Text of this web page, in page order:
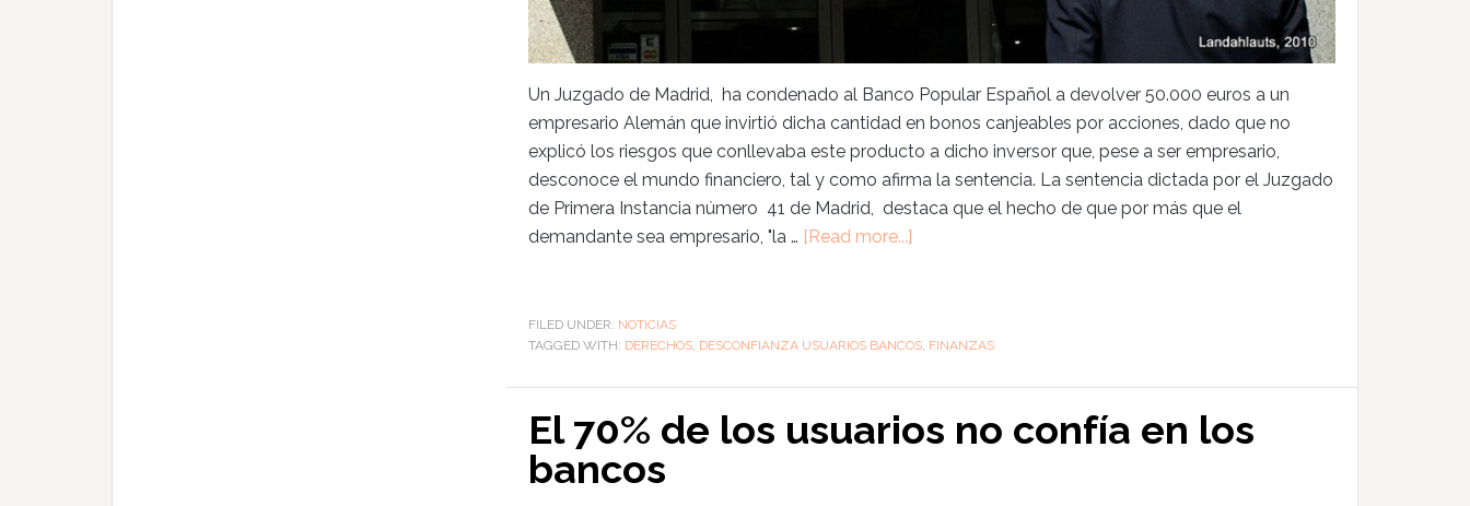
Un Juzgado de Madrid, ha condenado al Banco Popular Español a devolver 50.000 euros a un
empresario Alemán que invirtió dicha cantidad en bonos canjeables por acciones, dado que no
explicó los riesgos que conllevaba este producto a dicho inversor que, pese a ser empresario,
desconoce el mundo financiero, tal y como afirma la sentencia. La sentencia dictada por el Juzgado
de Primera Instancia número 41 de Madrid, destaca que el hecho de que por más que el
demandante sea empresario, "la … [Read more...]
FILED UNDER: NOTICIAS
TAGGED WITH: DERECHOS DESCONFIANZA USUARIOS BANCOS FINANZAS
El 70% de los usuarios no confía en los
bancos